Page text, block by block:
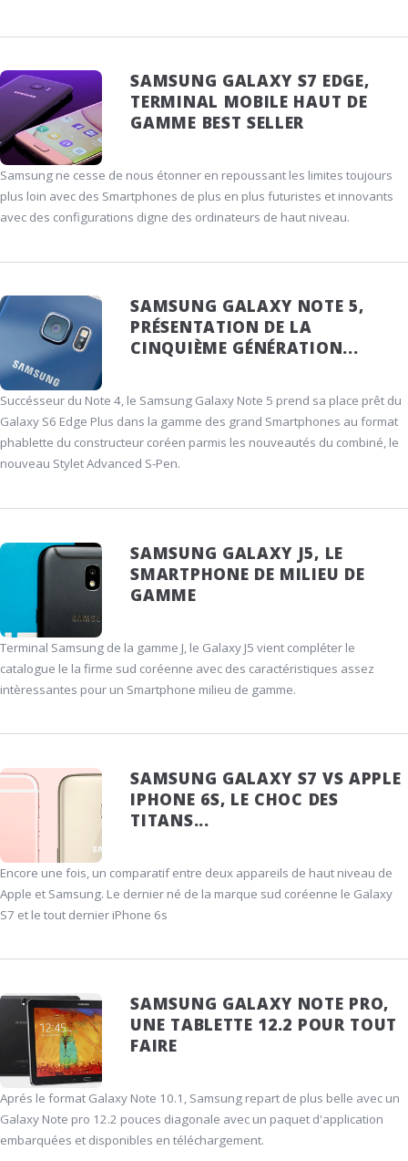
SAMSUNG GALAXY S7 EDGE,
TERMINAL MOBILE HAUT DE
GAMME BEST SELLER
Samsung ne cesse de nous étonner en repoussant les limites toujours
plus loin avec des Smartphones de plus en plus futuristes et innovants
avec des configurations digne des ordinateurs de haut niveau.
SAMSUNG GALAXY NOTE 5,
PRÉSENTATION DE LA
CINQUIÈME GÉNÉRATION...
Succésseur du Note 4, le Samsung Galaxy Note 5 prend sa place prêt du
Galaxy S6 Edge Plus dans la gamme des grand Smartphones au format
phablette du constructeur coréen parmis les nouveautés du combiné, le
nouveau Stylet Advanced S-Pen.
SAMSUNG GALAXY J5, LE
SMARTPHONE DE MILIEU DE
GAMME
Terminal Samsung de la gamme J, le Galaxy J5 vient compléter le
catalogue le la firme sud coréenne avec des caractéristiques assez
intèressantes pour un Smartphone milieu de gamme.
SAMSUNG GALAXY S7 VS APPLE
IPHONE 6S, LE CHOC DES
TITANS...
Encore une fois, un comparatif entre deux appareils de haut niveau de
Apple et Samsung. Le dernier né de la marque sud coréenne le Galaxy
S7 et le tout dernier iPhone 6s
SAMSUNG GALAXY NOTE PRO,
UNE TABLETTE 12.2 POUR TOUT
FAIRE
Aprés le format Galaxy Note 10.1, Samsung repart de plus belle avec un
Galaxy Note pro 12.2 pouces diagonale avec un paquet d'application
embarquées et disponibles en téléchargement.